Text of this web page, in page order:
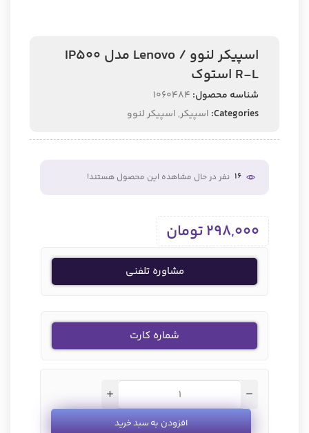
اسپیکر لنوو / Lenovo مدل IP500
R-L استوک
شناسه محصول: 1060484
Categories: اسپیکر, اسپیکر لنوو
16 نفر در حال مشاهده این محصول هستند!
298,000تومان
مشاوره تلفنی
شماره کارت
افزودن به سبد خرید